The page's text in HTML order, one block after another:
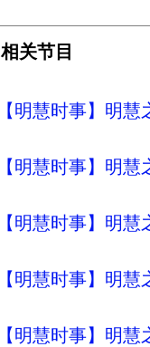
相关节目
【明慧时事】明
【明慧时事】明
【明慧时事】明
【明慧时事】明
【明慧时事】明